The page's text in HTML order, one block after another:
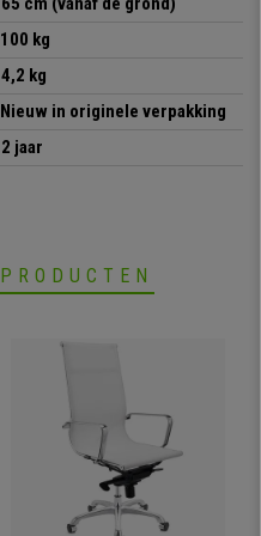
100 kg
4,2 kg
Nieuw in originele verpakking
2 jaar
PRODUCTEN